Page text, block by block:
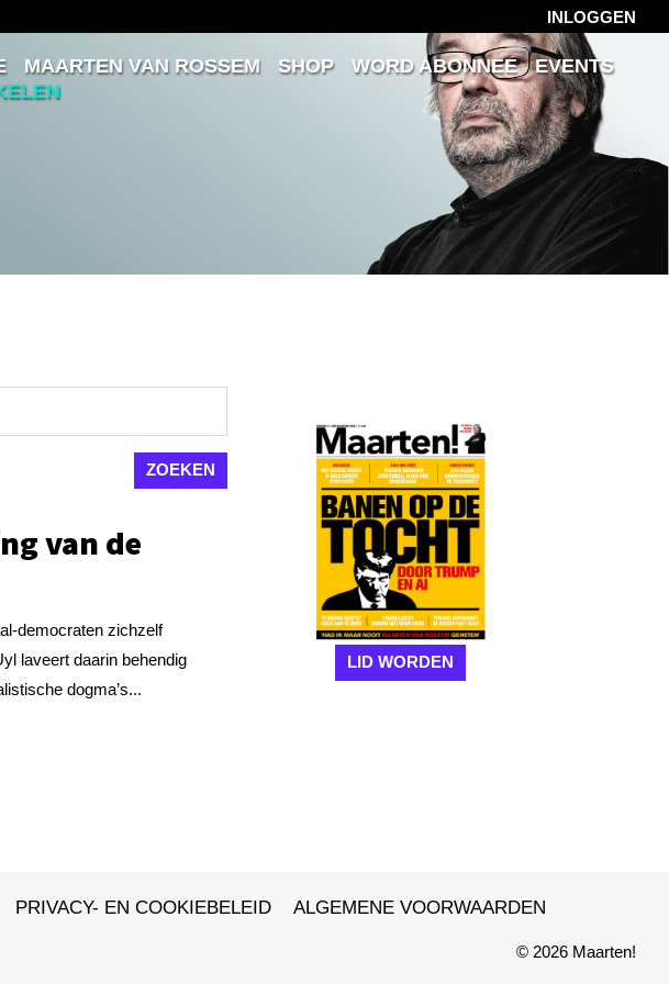
INLOGGEN
MAARTEN VAN ROSSEM SHOP WORD ABONNEE
EVENTS
van de
democraten zichzelf
laveert daarin behendig
dogma’s...
LID WORDEN
PRIVACY- EN COOKIEBELEID ALGEMENE VOORWAARDEN
© 2026 Maarten!